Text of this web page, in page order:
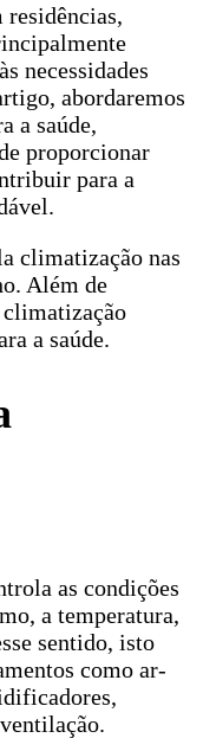
residências,
necessidades
abordaremos
a saúde,
proporcionar
para a
climatização nas
Além de
a saúde.
as condições
a temperatura,
sentido, isto
como ar-